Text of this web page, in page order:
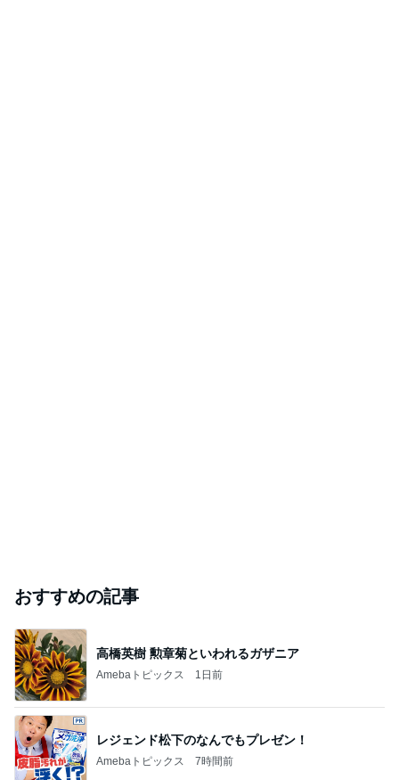
おすすめの記事
高橋英樹 勲章菊といわれるガザニア
Amebaトピックス 1日前
レジェンド松下のなんでもプレゼン！
Amebaトピックス 7時間前